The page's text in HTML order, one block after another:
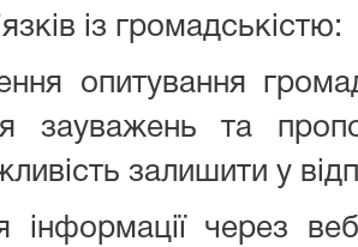
із громадськістю:
опитування
зауважень та
залишити у
інформації через